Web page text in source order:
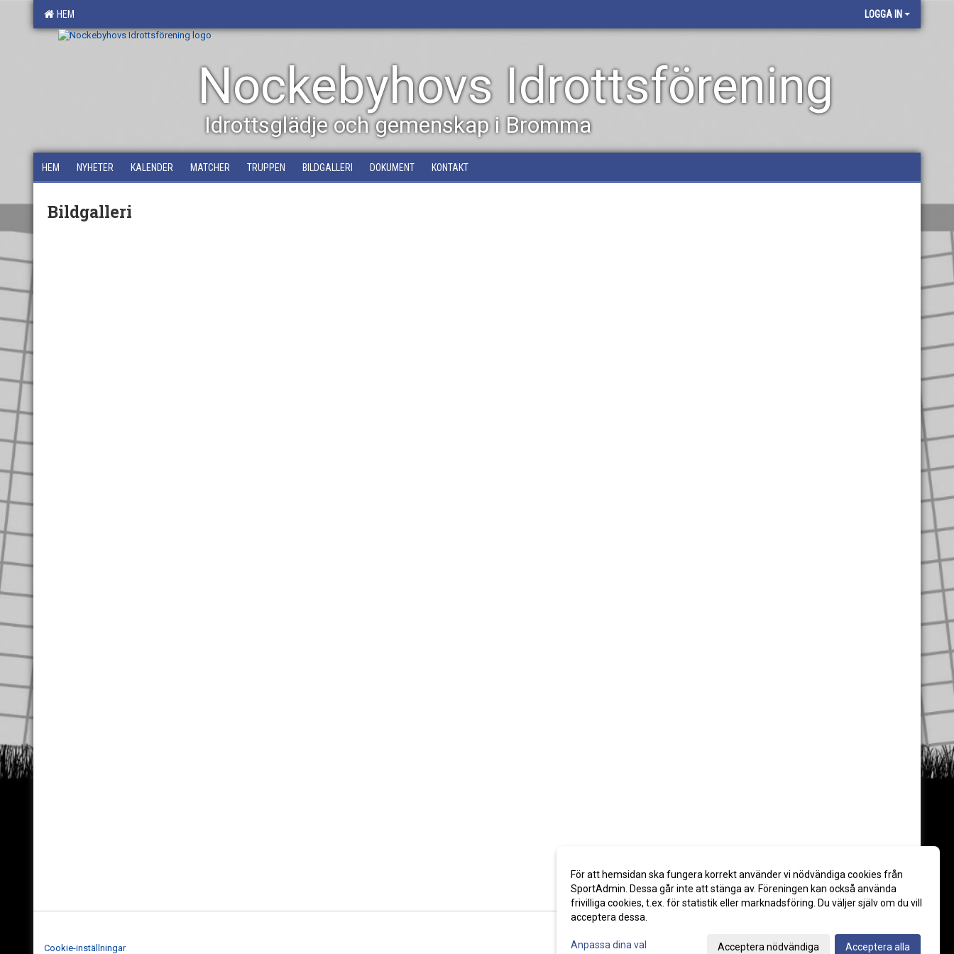
HEM LOGGA IN
Nockebyhovs Idrottsförening
Idrottsglädje och gemenskap i Bromma
HEM NYHETER KALENDER MATCHER TRUPPEN BILDGALLERI DOKUMENT KONTAKT
Bildgalleri
Cookie-inställningar
För att hemsidan ska fungera korrekt använder vi nödvändiga cookies från
SportAdmin. Dessa går inte att stänga av. Föreningen kan också använda
frivilliga cookies, t.ex. för statistik eller marknadsföring. Du väljer själv om du vill
acceptera dessa.
Anpassa dina val Acceptera nödvändiga Acceptera alla